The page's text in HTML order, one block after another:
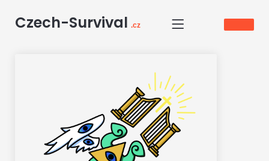
Czech-Survival .cz